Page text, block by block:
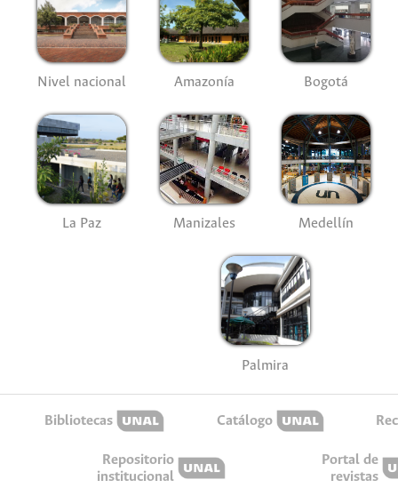
Nivel nacional Amazonía Bogotá
La Paz Manizales Medellín
Palmira
Bibliotecas Catálogo
Repositorio
institucional
Portal de
revistas